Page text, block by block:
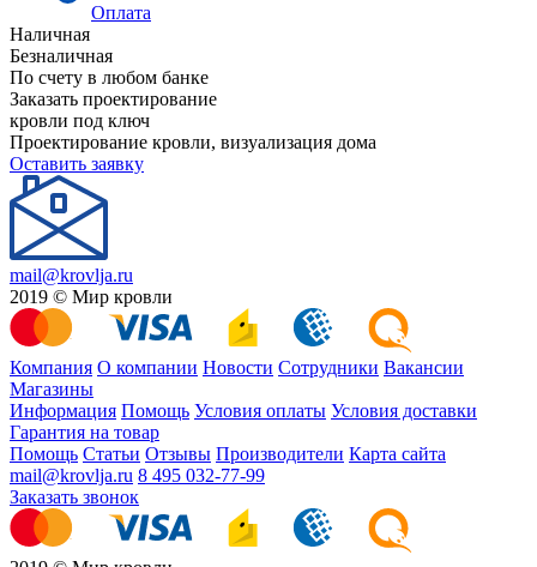
Оплата
Наличная
Безналичная
По счету в любом банке
Заказать проектирование
кровли под ключ
Проектирование кровли, визуализация дома
Оставить заявку
mail@krovlja.ru
2019 © Мир кровли
Компания О компании Новости Сотрудники Вакансии
Магазины
Информация Помощь Условия оплаты Условия доставки
Гарантия на товар
Помощь Статьи Отзывы Производители Карта сайта
mail@krovlja.ru 8 495 032-77-99
Заказать звонок